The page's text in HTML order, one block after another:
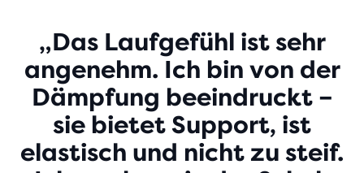
Play
Video
„Das Laufgefühl ist sehr
angenehm. Ich bin von der
Dämpfung beeindruckt –
sie bietet Support, ist
elastisch und nicht zu steif.